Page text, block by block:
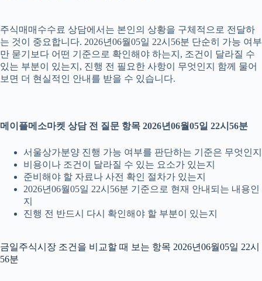
주식매매수수료 상담에서는 본인의 상황을 구체적으로 전달하
는 것이 중요합니다. 2026년06월05일 22시56분 단순히 가능 여부
만 묻기보다 어떤 기준으로 확인해야 하는지, 조건이 달라질 수
있는 부분이 있는지, 진행 전 필요한 사항이 무엇인지 함께 물어
보면 더 현실적인 안내를 받을 수 있습니다.
메이플메소마켓 상담 전 질문 항목 2026년06월05일 22시56분
서울상가분양 진행 가능 여부를 판단하는 기준은 무엇인지
비용이나 조건이 달라질 수 있는 요소가 있는지
준비해야 할 자료나 사전 확인 절차가 있는지
2026년06월05일 22시56분 기준으로 현재 안내되는 내용인
지
진행 전 반드시 다시 확인해야 할 부분이 있는지
금일주식시장 조건을 비교할 때 보는 항목 2026년06월05일 22시
56분